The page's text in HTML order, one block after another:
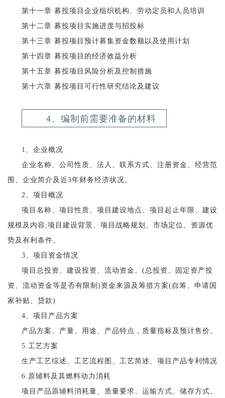
第十一章 募投项目企业组织机构、劳动定员和人员培训
第十二章 募投项目实施进度与招投标
第十三章 募投项目预计募集资金数额以及使用计划
第十四章 募投项目的经济效益分析
第十五章 募投项目风险分析及控制措施
第十六章 募投项目可行性研究结论及建议
4、编制前需要准备的材料
1、企业概况
企业名称、公司性质、法人、联系方式、注册资金、经营范
围、企业简介及近3年财务经济状况。
2、项目概况
项目名称、项目性质、项目建设地点、项目起止年限、建设
规模及内容;项目建设背景、项目战略规划、市场定位、资源优
势及有利条件。
3、项目资金情况
项目总投资、建设投资、流动资金。(总投资、固定资产投
资、流动资金等是否有限制)资金来源及筹措方案(自筹、申请国
家补贴、贷款)
4、项目产品方案
产品方案、产量、用途、产品特点，质量指标及预计售价。
5.工艺方案
生产工艺综述、工艺流程图、工艺简述、项目产品专利情况
6.原辅料及其燃料动力消耗
项目产品原辅料消耗量、质量要求、运输方式、储存方式、